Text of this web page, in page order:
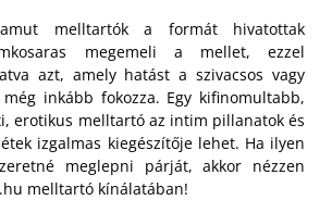
melltartók a formát hivatottak
megemeli a mellet, ezzel
azt, amely hatást a szivacsos vagy
inkább fokozza. Egy kifinomultabb,
erotikus melltartó az intim pillanatok és
izgalmas kiegészítője lehet. Ha ilyen
meglepni párját, akkor nézzen
melltartó kínálatában!